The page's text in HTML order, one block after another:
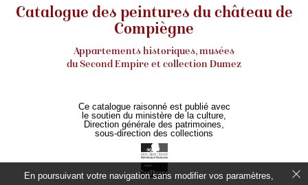
Catalogue des peintures du château de
Compiègne
Appartements historiques, musées
du Second Empire et collection Dumez
Ce catalogue raisonné est publié avec
le soutien du ministère de la culture,
Direction générale des patrimoines,
sous-direction des collections
En poursuivant votre navigation sans modifier vos paramètres,